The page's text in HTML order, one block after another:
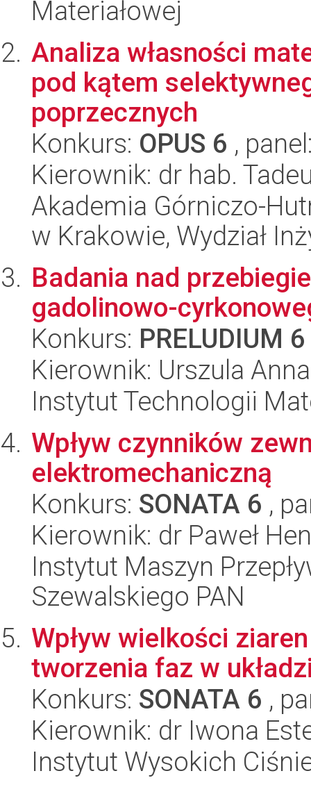
Materiałowej
Analiza własności
pod kątem
poprzecznych
Konkurs: OPUS 6 ,
Kierownik: dr hab.
Akademia Górniczo-
w Krakowie, Wydział
Badania nad
gadolinowo-
Konkurs: PRELUDIUM 6
Kierownik: Urszula
Instytut Technologii
Wpływ czynników
elektromechaniczną
Konkurs: SONATA 6 ,
Kierownik: dr Paweł
Instytut Maszyn
Szewalskiego PAN
Wpływ wielkości
tworzenia faz w
Konkurs: SONATA 6 ,
Kierownik: dr Iwona
Instytut Wysokich